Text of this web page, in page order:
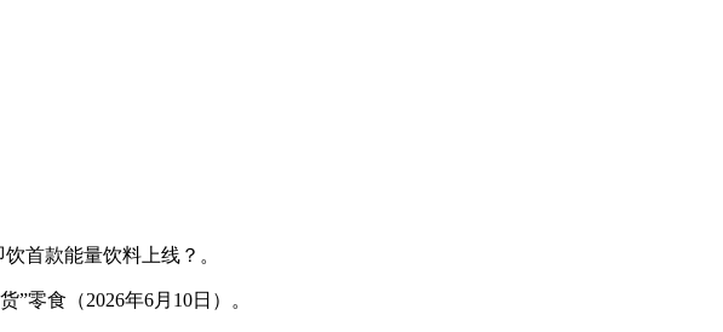
首款能量饮料上线？。
零食（2026年6月10日）。